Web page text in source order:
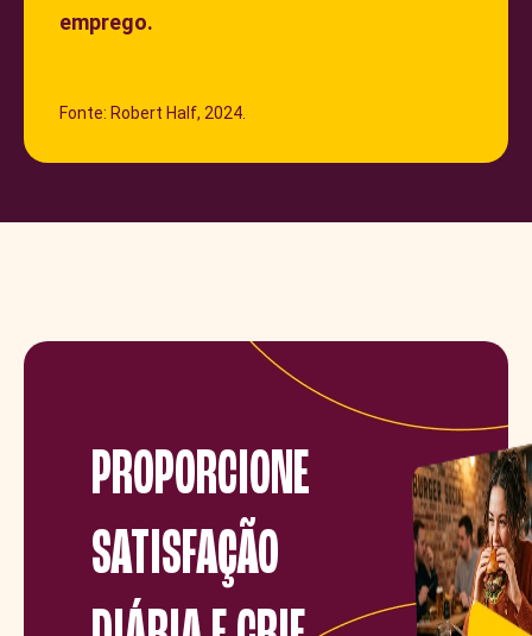
emprego.
Fonte: Robert Half, 2024.
PROPORCIONE
SATISFAÇÃO